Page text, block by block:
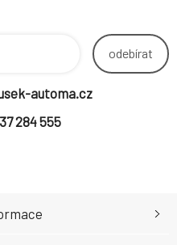
odebírat
automa.cz
284 555